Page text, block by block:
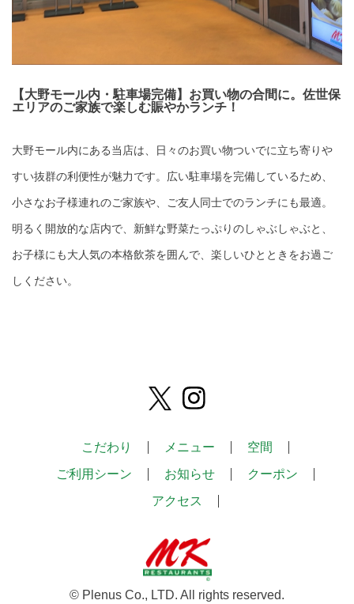
【大野モール内・駐車場完備】お買い物の合間に。佐世保
エリアのご家族で楽しむ賑やかランチ！
大野モール内にある当店は、日々のお買い物ついでに立ち寄りや
すい抜群の利便性が魅力です。広い駐車場を完備しているため、
小さなお子様連れのご家族や、ご友人同士でのランチにも最適。
明るく開放的な店内で、新鮮な野菜たっぷりのしゃぶしゃぶと、
お子様にも大人気の本格飲茶を囲んで、楽しいひとときをお過ご
しください。
こだわり メニュー
空間
ご利用シーン
お知らせ
クーポン
アクセス
© Plenus Co., LTD. All rights reserved.